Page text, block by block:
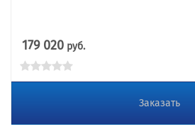
179 020 руб.
Заказать